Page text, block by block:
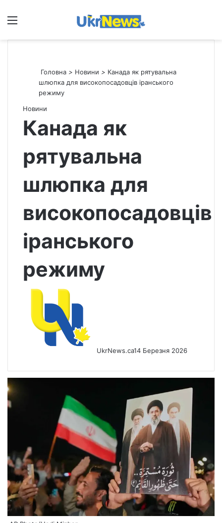
Меню
Головна > Новини > Канада як рятувальна
шлюпка для високопосадовців іранського
режиму
Новини
Канада як
рятувальна
шлюпка для
високопосадовців
іранського
режиму
UkrNews.ca14 Березня 2026